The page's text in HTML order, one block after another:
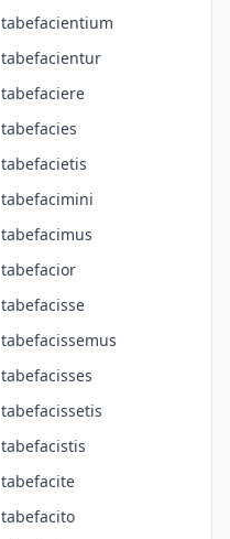
tabefacientium
tabefacientur
tabefaciere
tabefacies
tabefacietis
tabefacimini
tabefacimus
tabefacior
tabefacisse
tabefacissemus
tabefacisses
tabefacissetis
tabefacistis
tabefacite
tabefacito